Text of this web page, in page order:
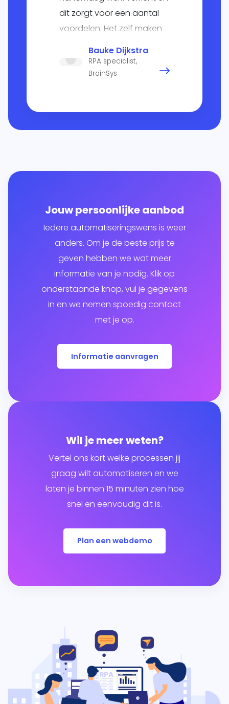
dit zorgt voor een aantal
voordelen. Het zelf maken
het handmatig versturen
van alle pakbonnen per e-
Bauke Dijkstra
RPA specialist,
BrainSys
Jouw persoonlijke aanbod
Iedere automatiseringswens is weer
anders. Om je de beste prijs te
geven hebben we wat meer
informatie van je nodig. Klik op
onderstaande knop, vul je gegevens
in en we nemen spoedig contact
met je op.
Informatie aanvragen
Wil je meer weten?
Vertel ons kort welke processen jij
graag wilt automatiseren en we
laten je binnen 15 minuten zien hoe
snel en eenvoudig dit is.
Plan een webdemo